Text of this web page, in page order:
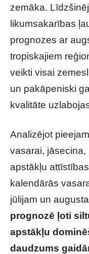
zemāka.
likumsakarības
prognozes ar
tropiskajiem
veikti visai
un pakāpeniski
kvalitāte
Analizējot
vasarai,
apstākļu
kalendārās
jūlijam un
prognozē ļoti
apstākļu
daudzums